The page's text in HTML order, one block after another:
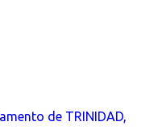
de TRINIDAD,